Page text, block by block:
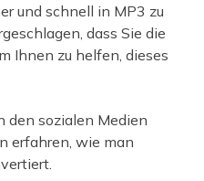
und schnell in MP3 zu
dass Sie die
Ihnen zu helfen, dieses
den sozialen Medien
erfahren, wie man